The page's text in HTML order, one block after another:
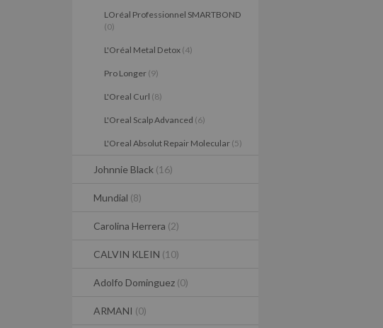
LOréal Professionnel SMARTBOND
(0)
L'Oréal Metal Detox (4)
Pro Longer (9)
L'Oreal Curl (8)
L'Oreal Scalp Advanced (6)
L'Oreal Absolut Repair Molecular (5)
Johnnie Black (16)
Mundial (8)
Carolina Herrera (2)
CALVIN KLEIN (10)
Adolfo Dominguez (0)
ARMANI (0)